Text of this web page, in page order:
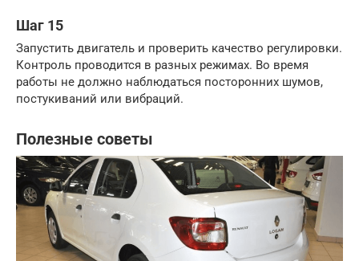
Шаг 15
Запустить двигатель и проверить качество регулировки.
Контроль проводится в разных режимах. Во время
работы не должно наблюдаться посторонних шумов,
постукиваний или вибраций.
Полезные советы